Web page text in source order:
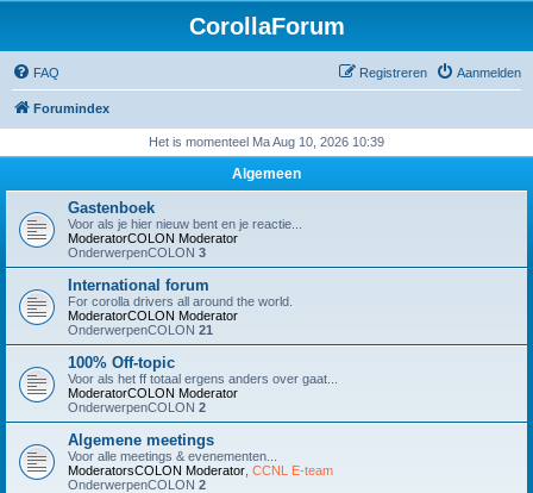
CorollaForum
FAQ Aanmelden
Registreren
Forumindex
Het is momenteel Ma Aug 10, 2026 10:39
Algemeen
Gastenboek
Voor als je hier nieuw bent en je reactie...
ModeratorCOLON Moderator
OnderwerpenCOLON 3
International forum
For corolla drivers all around the world.
ModeratorCOLON Moderator
OnderwerpenCOLON 21
100% Off-topic
Voor als het ff totaal ergens anders over gaat...
ModeratorCOLON Moderator
OnderwerpenCOLON 2
Algemene meetings
Voor alle meetings & evenementen...
ModeratorsCOLON Moderator CCNL E-team
OnderwerpenCOLON 2